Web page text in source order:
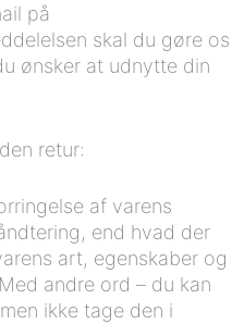
på
skal du gøre os
ønsker at udnytte din
retur:
af varens
end hvad der
art, egenskaber og
andre ord – du kan
ikke tage den i